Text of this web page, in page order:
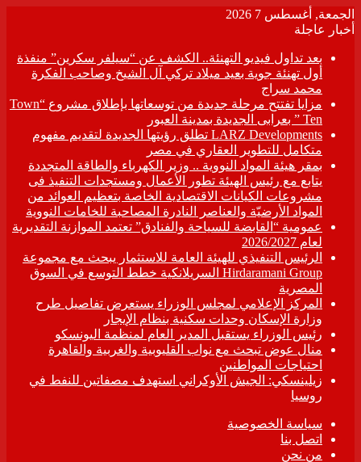
الجمعة, أغسطس 7 2026
أخبار عاجلة
بعد تداول فيديو التهنئة.. الكشف عن “سيلفر سكرين” منفذة
أول تهنئة جوية بعيد ميلاد تركي آل الشيخ وصاحب الفكرة
محمد سراج
مزايا تفتتح مرحلة جديدة من توسعاتها بإطلاق مشروع “Town
Ten ” بعرابى الجديدة بمدينة العبور
LARZ Developments تطلق رؤيتها الجديدة لتقديم مفهوم
متكامل للتطوير العقاري في مصر
بمقر هيئة المواد النووية .. وزير الكهرباء والطاقة المتجددة
يتابع مع رئيس الهيئة تطور الأعمال ومستجدات التنفيذ فى
مشروعات الكيانات الاقتصادية الخاصة بتعظيم العوائد من
المواد الأرضيّة والعناصر النادرة المصاحبة للخامات النووية
عمومية “القابضة للسياحة والفنادق” تعتمد الموازنة التقديرية
لعام 2026/2027
الرئيس التنفيذي للهيئة العامة للاستثمار يبحث مع مجموعة
Hirdaramani Group السريلانكية خطط التوسع في السوق
المصرية
المركز الإعلامي لمجلس الوزراء يستعرض تفاصيل طرح
وزارة الإسكان وحدات سكنية بنظام الإيجار
رئيس الوزراء يستقبل المدير العام لمنظمة اليونسكو
منال عوض تبحث مع نواب القليوبية والغربية والقاهرة
احتياجات المواطنين
زيلينسكي: الجيش الأوكراني استهدف مصفاتين للنفط في
روسيا
سياسة الخصوصية
اتصل بنا
من نحن